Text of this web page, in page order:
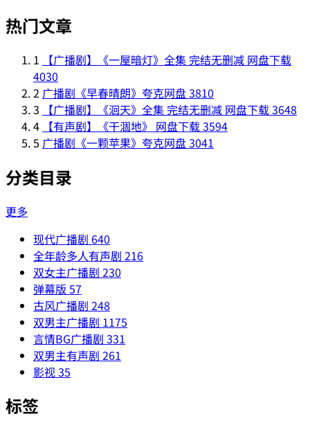
热门文章
1
【广播剧】《一屋暗灯》全集 完结无删减 网盘下载
4030
2 广播剧《早春晴朗》夸克网盘3810
3
【广播剧】《洄天》全集 完结无删减 网盘下载3648
4 【有声剧】《干涸地》 网盘下载3594
5 广播剧《一颗苹果》夸克网盘3041
分类目录
更多
现代广播剧 640
全年龄多人有声剧 216
双女主广播剧 230
弹幕版 57
古风广播剧 248
双男主广播剧 1175
言情BG广播剧 331
双男主有声剧 261
影视35
标签